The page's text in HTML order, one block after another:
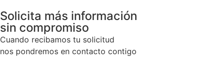
Solicita más información
sin compromiso
Cuando recibamos tu solicitud
nos pondremos en contacto contigo